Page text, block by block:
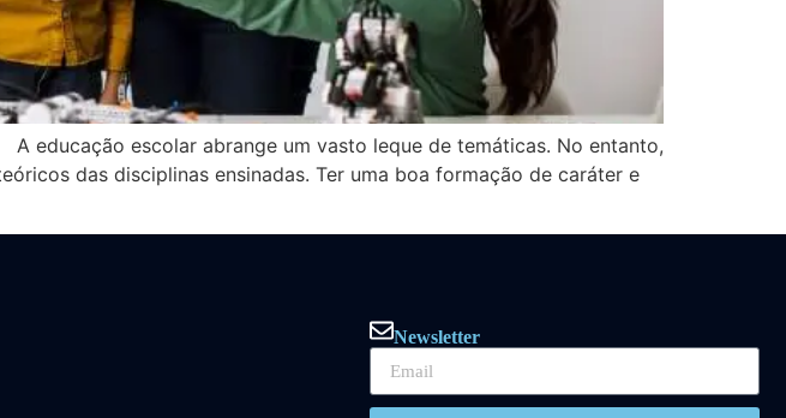
educação escolar abrange um vasto leque de temáticas. No entanto,
das disciplinas ensinadas. Ter uma boa formação de caráter e
Newsletter